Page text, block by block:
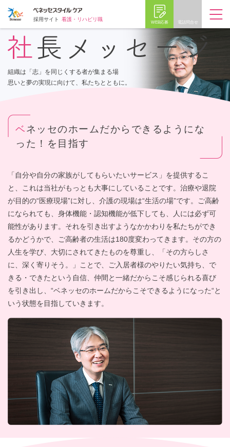
採用サイト 看護・リハビリ職 電話問合せ
WEB応募
組織は「志」を同じくする者が集まる場
思いと夢の実現に向けて、私たちとともに。
ベネッセのホームだからできるようにな
った！を目指す
「自分や自分の家族がしてもらいたいサービス」を提供するこ
と、これは当社がもっとも大事にしていることです。治療や退院
が目的の“医療現場”に対し、介護の現場は“生活の場”です。ご高齢
になられても、身体機能・認知機能が低下しても、人には必ず可
能性があります。それを引き出すようなかかわりを私たちができ
るかどうかで、ご高齢者の生活は180度変わってきます。その方の
人生を学び、大切にされてきたものを尊重し、「その方らしさ
に、深く寄りそう。」ことで、ご入居者様のやりたい気持ち、で
きる・できたという自信、仲間と一緒だからこそ感じられる喜び
を引き出し、“ベネッセのホームだからこそできるようになった“と
いう状態を目指していきます。